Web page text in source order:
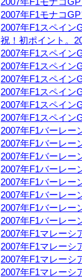
2007年F1モナコ
2007年F1スペイン
祝！初ポイント。
2007年F1スペイン
2007年F1スペイン
2007年F1スペイン
2007年F1スペイン
2007年F1スペイン
2007年F1スペイン
2007年F1バーレー
2007年F1バーレー
2007年F1バーレー
2007年F1バーレー
2007年F1バーレー
2007年F1バーレー
2007年F1バーレー
2007年F1バーレー
2007年F1マレーシ
2007年F1マレーシ
2007年F1マレーシ
2007年F1マレーシ